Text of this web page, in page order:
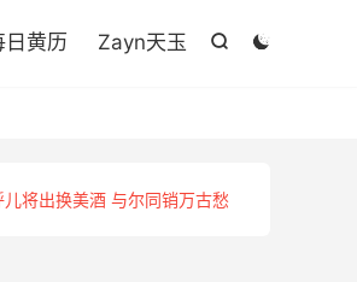


日黄历 Zayn天玉
将出换美酒 与尔同销万古愁